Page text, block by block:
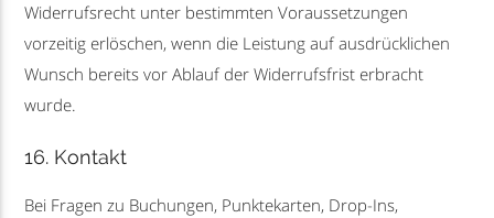
Widerrufsrecht unter bestimmten Voraussetzungen
vorzeitig erlöschen, wenn die Leistung auf ausdrücklichen
Wunsch bereits vor Ablauf der Widerrufsfrist erbracht
wurde.
16. Kontakt
Bei Fragen zu Buchungen, Punktekarten, Drop-Ins,